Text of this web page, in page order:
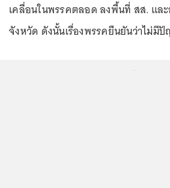
เคลื่อนในพรรคตลอด ลงพื้นที่ สส. แล
จังหวัด ดังนั้นเรื่องพรรคยืนยันว่าไม่มี